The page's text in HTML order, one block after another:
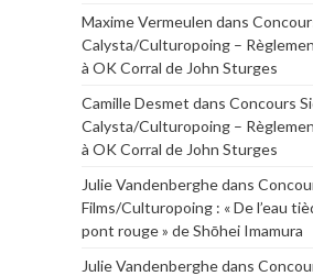
Maxime Vermeulen dans
Calysta/Culturopoing –
à OK Corral de John Sturges
Camille Desmet dans Concours
Calysta/Culturopoing –
à OK Corral de John Sturges
Julie Vandenberghedans
Films/Culturopoing : « De l’eau
pont rouge » de Shōhei Imamura
Julie Vandenberghedans